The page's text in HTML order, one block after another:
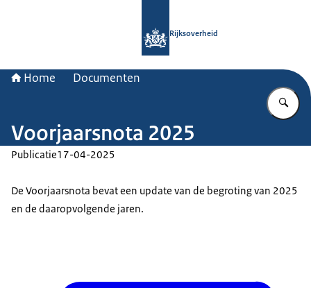
Rijksoverheid
Home Documenten
Voorjaarsnota 2025
Publicatie17-04-2025
De Voorjaarsnota bevat een update van de begroting van 2025
en de daaropvolgende jaren.